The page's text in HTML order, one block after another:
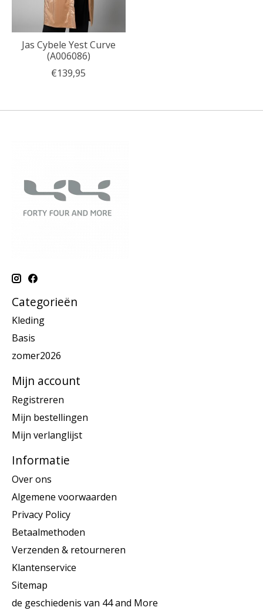
Jas Cybele Yest Curve
(A006086)
€139,95
Categorieën
Kleding
Basis
zomer2026
Mijn account
Registreren
Mijn bestellingen
Mijn verlanglijst
Informatie
Over ons
Algemene voorwaarden
Privacy Policy
Betaalmethoden
Verzenden & retourneren
Klantenservice
Sitemap
de geschiedenis van 44 and More